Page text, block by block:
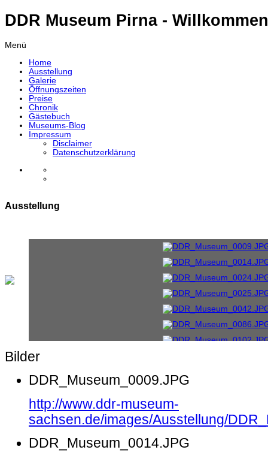
DDR Museum Pirna -
Menü
Home
Ausstellung
Galerie
Öffnungszeiten
Preise
Chronik
Gästebuch
Museums-Blog
Impressum
Disclaimer
Datenschutzerklärung
Ausstellung
Bilder
DDR_Museum_0009.JPG
http://www.ddr-museum-
sachsen.de/images/Ausstellung/
DDR_Museum_0014.JPG